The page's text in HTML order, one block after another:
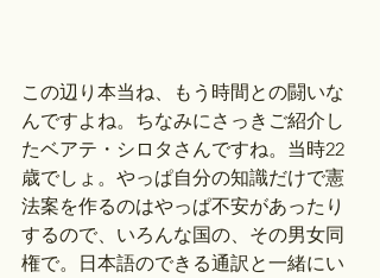
この辺り本当ね、もう時間との闘いな
んですよね。ちなみにさっきご紹介し
たベアテ・シロタさんですね。当時22
歳でしょ。やっぱ自分の知識だけで憲
法案を作るのはやっぱ不安があったり
するので、いろんな国の、その男女同
権で。日本語のできる通訳と一緒にい